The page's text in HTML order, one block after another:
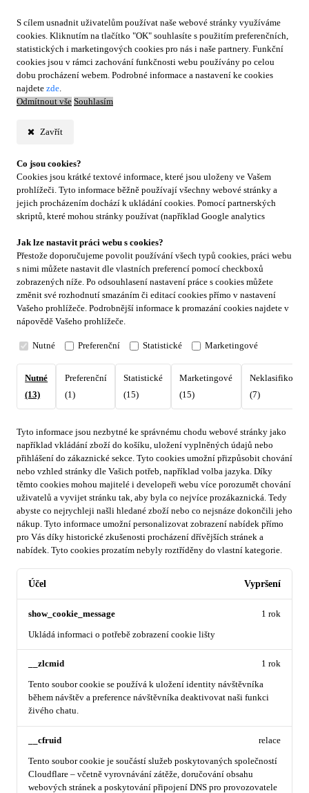
S cílem usnadnit uživatelům používat naše webové stránky využíváme
cookies. Kliknutím na tlačítko "OK" souhlasíte s použitím preferenčních,
statistických i marketingových cookies pro nás i naše partnery. Funkční
cookies jsou v rámci zachování funkčnosti webu používány po celou
dobu procházení webem. Podrobné informace a nastavení ke cookies
najdete zde.
Odmítnout vše Souhlasím
Zavřít
Co jsou cookies?
Cookies jsou krátké textové informace, které jsou uloženy ve Vašem
prohlížeči. Tyto informace běžně používají všechny webové stránky a
jejich procházením dochází k ukládání cookies. Pomocí partnerských
skriptů, které mohou stránky používat (například Google analytics
Jak lze nastavit práci webu s cookies?
Přestože doporučujeme povolit používání všech typů cookies, práci webu
s nimi můžete nastavit dle vlastních preferencí pomocí checkboxů
zobrazených níže. Po odsouhlasení nastavení práce s cookies můžete
změnit své rozhodnutí smazáním či editací cookies přímo v nastavení
Vašeho prohlížeče. Podrobnější informace k promazání cookies najdete v
nápovědě Vašeho prohlížeče.
Nutné Preferenční Statistické Marketingové
Nutné
(13)
Preferenční
(1)
Statistické
(15)
Marketingové
(15)
(7)
Tyto informace jsou nezbytné ke správnému chodu webové stránky jako
například vkládání zboží do košíku, uložení vyplněných údajů nebo
přihlášení do zákaznické sekce. Tyto cookies umožní přizpůsobit chování
nebo vzhled stránky dle Vašich potřeb, například volba jazyka. Díky
těmto cookies mohou majitelé i developeři webu více porozumět chování
uživatelů a vyvijet stránku tak, aby byla co nejvíce prozákaznická. Tedy
abyste co nejrychleji našli hledané zboží nebo co nejsnáze dokončili jeho
nákup. Tyto informace umožní personalizovat zobrazení nabídek přímo
pro Vás díky historické zkušenosti procházení dřívějších stránek a
nabídek. Tyto cookies prozatím nebyly roztříděny do vlastní kategorie.
Účel Vypršení
show_cookie_message
Ukládá informaci o potřebě zobrazení cookie lišty
1 rok
__zlcmid
Tento soubor cookie se používá k uložení identity návštěvníka
během návštěv a preference návštěvníka deaktivovat naši funkci
živého chatu.
1 rok
__cfruid
Tento soubor cookie je součástí služeb poskytovaných společností
Cloudflare – včetně vyrovnávání zátěže, doručování obsahu
webových stránek a poskytování připojení DNS pro provozovatele
relace